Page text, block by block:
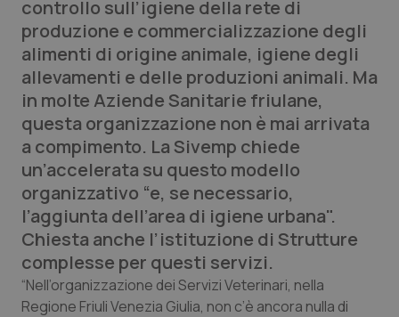
Professionisti Sanitari.AI
Abruzzo
Basilicata
Calabria
Campania
Emilia-Romagna
Friuli Venezia Giulia
QS Pro Gold
Artrite & artrosi
Asma & BPCO
Car-T
Colesterolo & coronaropatie
Dermatite Atopica
QS Club Newsletter
controllo sull’igiene della rete di
produzione e commercializzazione degli
alimenti di origine animale, igiene degli
allevamenti e delle produzioni animali. Ma
in molte Aziende Sanitarie friulane,
questa organizzazione non è mai arrivata
a compimento. La Sivemp chiede
un’accelerata su questo modello
organizzativo “e, se necessario,
l’aggiunta dell’area di igiene urbana".
Chiesta anche l’istituzione di Strutture
complesse per questi servizi.
“Nell’organizzazione dei Servizi Veterinari, nella
Regione Friuli Venezia Giulia, non c’è ancora nulla di